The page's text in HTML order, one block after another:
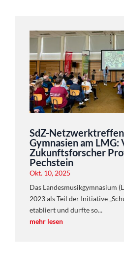
SdZ-
Gymnasien am LMG:
Zukunftsforscher
Pechstein
Okt. 10, 2025
Das Landesmusikgymnasium
2023 als Teil der Initiative
etabliert und durfte so...
mehr lesen